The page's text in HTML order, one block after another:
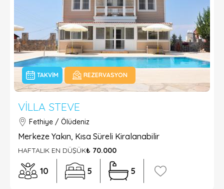
TAKVIM REZERVASYON
VILLA STEVE
Fethiye / Ölüdeniz
Merkeze Yakın, Kısa Süreli Kiralanabilir
HAFTALIK EN DÜŞÜK₺ 70.000
10 5 5